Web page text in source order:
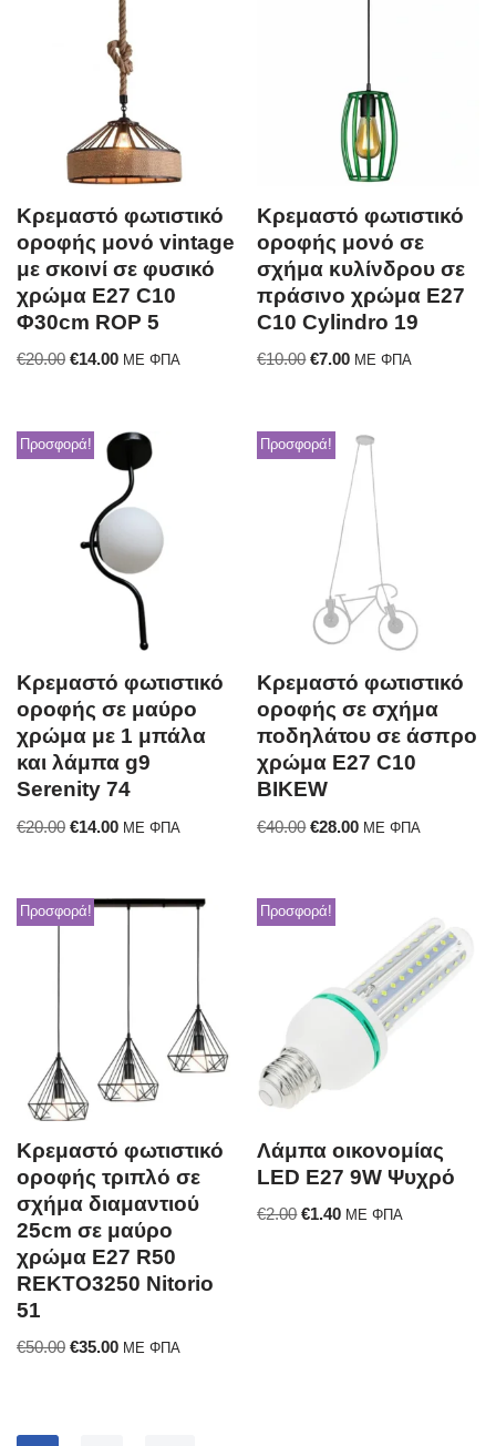
Κρεμαστό φωτιστικό
οροφής μονό vintage
με σκοινί σε φυσικό
χρώμα Ε27 C10
Φ30cm ROP 5
€20.00 €14.00 ΜΕ ΦΠΑ
Κρεμαστό φωτιστικό
οροφής μονό σε
σχήμα κυλίνδρου σε
πράσινο χρώμα E27
C10 Cylindro 19
€10.00 €7.00 ΜΕ ΦΠΑ
Προσφορά!
Κρεμαστό φωτιστικό
οροφής σε μαύρο
χρώμα με 1 μπάλα
και λάμπα g9
Serenity 74
€20.00 €14.00 ΜΕ ΦΠΑ
Προσφορά!
Κρεμαστό φωτιστικό
οροφής σε σχήμα
ποδηλάτου σε άσπρο
χρώμα E27 C10
BIKEW
€40.00 €28.00 ΜΕ ΦΠΑ
Προσφορά!
Κρεμαστό φωτιστικό
οροφής τριπλό σε
σχήμα διαμαντιού
25cm σε μαύρο
χρώμα Ε27 R50
REKTO3250 Nitorio
51
€50.00 €35.00 ΜΕ ΦΠΑ
Προσφορά!
Λάμπα οικονομίας
LED E27 9W Ψυχρό
€2.00 €1.40 ΜΕ ΦΠΑ